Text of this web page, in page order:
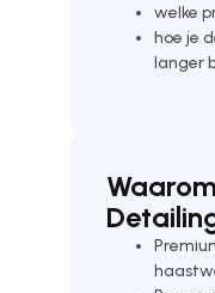
welke
hoe je
langer